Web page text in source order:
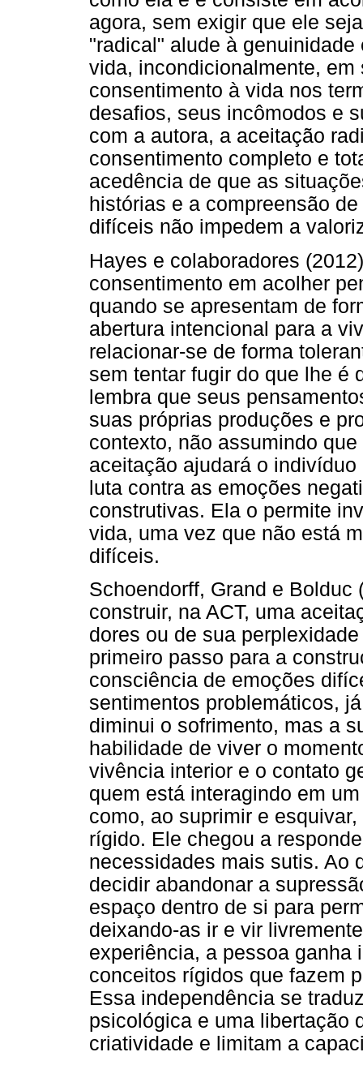
agora, sem exigir que ele
"radical" alude à
vida, incondicionalmente,
consentimento à vida nos
desafios, seus incômodos e
com a autora, a aceitação
consentimento completo e
acedência de que as
histórias e a compreensão
difíceis não impedem a
Hayes e colaboradores
consentimento em acolher
quando se apresentam de
abertura intencional para a
relacionar-se de forma
sem tentar fugir do que lhe é
lembra que seus
suas próprias produções e
contexto, não assumindo
aceitação ajudará o
luta contra as emoções
construtivas. Ela o permite
vida, uma vez que não está
difíceis.
Schoendorff, Grand e Bolduc
construir, na ACT, uma
dores ou de sua
primeiro passo para a
consciência de emoções
sentimentos problemáticos,
diminui o sofrimento, mas a
habilidade de viver o
vivência interior e o contato
quem está interagindo em
como, ao suprimir e
rígido. Ele chegou a
necessidades mais sutis. Ao
decidir abandonar a
espaço dentro de si para
deixando-as ir e vir
experiência, a pessoa ganha
conceitos rígidos que fazem
Essa independência se
psicológica e uma libertação
criatividade e limitam a